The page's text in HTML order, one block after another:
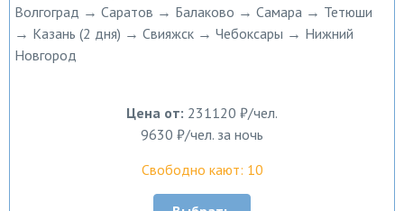
Волгоград → Саратов → Балаково → Самара → Тетюши
→ Казань (2 дня) → Свияжск → Чебоксары → Нижний
Новгород
Цена от: 231120 ₽/чел.
9630 ₽/чел. за ночь
Свободно кают: 10